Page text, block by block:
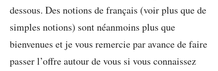
dessous. Des notions de français (voir plus que de
simples notions) sont néanmoins plus que
bienvenues et je vous remercie par avance de faire
passer l’offre autour de vous si vous connaissez